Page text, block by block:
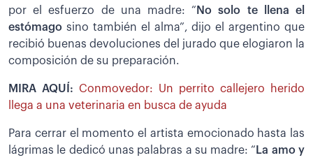
por el esfuerzo de una madre: “ No solo te llena el
estómago sino también el alma”, dijo el argentino que
recibió buenas devoluciones del jurado que elogiaron la
composición de su preparación.
MIRA AQUÍ: Conmovedor: Un perrito callejero herido
llega a una veterinaria en busca de ayuda
Para cerrar el momento el artista emocionado hasta las
lágrimas le dedicó unas palabras a su madre: “ La amo y